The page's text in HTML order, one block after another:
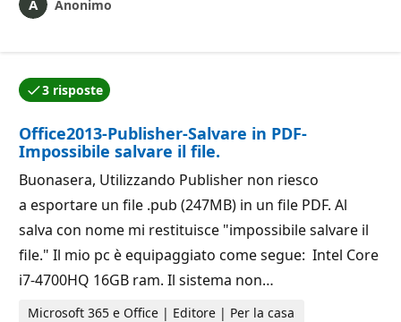
Anonimo
3 risposte
Una delle risposte è stata accettata dall'autore della
Office2013-Publisher-Salvare in PDF-
Impossibile salvare il file.
Buonasera, Utilizzando Publisher non riesco
a esportare un file .pub (247MB) in un file PDF. Al
salva con nome mi restituisce "impossibile salvare il
file." Il mio pc è equipaggiato come segue: Intel Core
i7-4700HQ 16GB ram. Il sistema non…
Microsoft 365 e Office | Editore | Per la casa